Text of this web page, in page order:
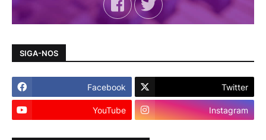
SIGA-NOS
Facebook Twitter
YouTube Instagram